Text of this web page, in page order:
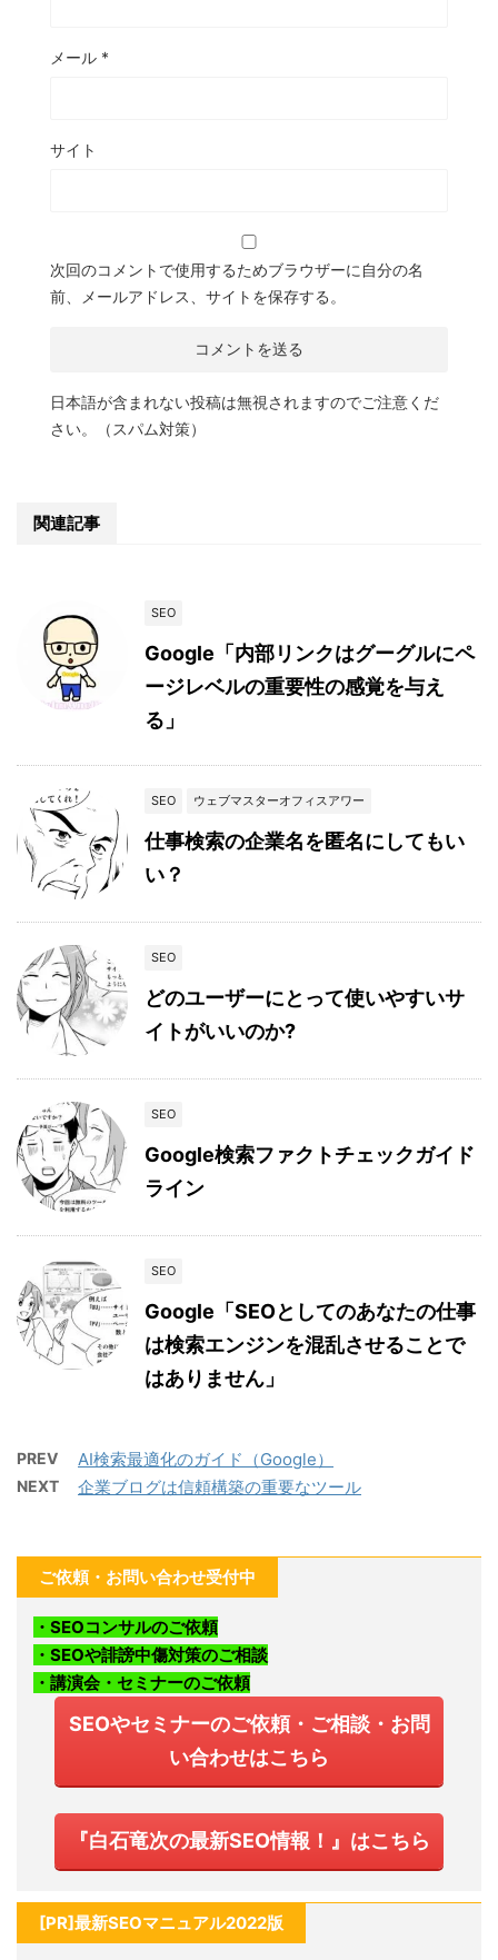
メール *
サイト
次回のコメントで使用するためブラウザーに自分の名
前、メールアドレス、サイトを保存する。
日本語が含まれない投稿は無視されますのでご注意くだ
さい。（スパム対策）
関連記事
SEO
Google「内部リンクはグーグルにペ
ージレベルの重要性の感覚を与え
る」
SEO ウェブマスターオフィスアワー
仕事検索の企業名を匿名にしてもい
い？
SEO
どのユーザーにとって使いやすいサ
イトがいいのか?
SEO
Google検索ファクトチェックガイド
ライン
SEO
Google「SEOとしてのあなたの仕事
は検索エンジンを混乱させることで
はありません」
PREV AI検索最適化のガイド（Google）
NEXT 企業ブログは信頼構築の重要なツール
ご依頼・お問い合わせ受付中
・SEOコンサルのご依頼
・SEOや誹謗中傷対策のご相談
・講演会・セミナーのご依頼
SEOやセミナーのご依頼・ご相談・お問
い合わせはこちら
『白石竜次の最新SEO情報！』はこちら
[PR]最新SEOマニュアル2022版